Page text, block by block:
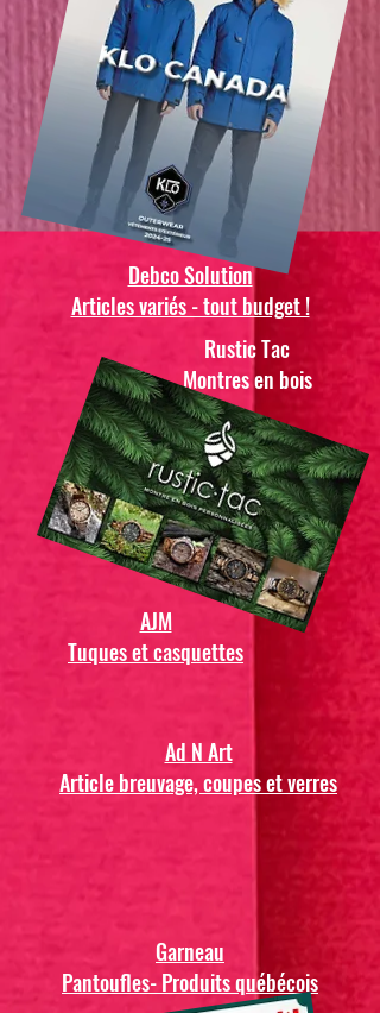
Debco Solution
Articles variés - tout budget !
Rustic Tac
Montres en bois
AJM
Tuques et casquettes
Ad N Art
Article breuvage, coupes et verres
Garneau
Pantoufles- Produits québécois